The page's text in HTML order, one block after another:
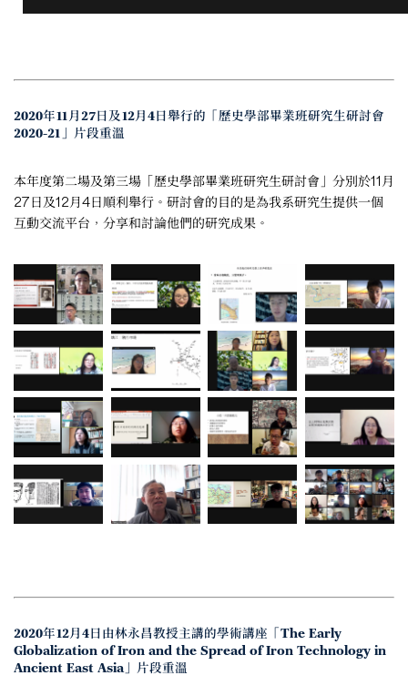
2020年11月27日及12月4日舉行的「歷史學部畢業班研究生研討會
2020-21」片段重溫
本年度第二場及第三場「歷史學部畢業班研究生研討會」分別於11月
27日及12月4日順利舉行。研討會的目的是為我系研究生提供一個
互動交流平台，分享和討論他們的研究成果。
2020年12月4日由林永昌教授主講的學術講座「The Early
Globalization of Iron and the Spread of Iron Technology in
Ancient East Asia」片段重溫